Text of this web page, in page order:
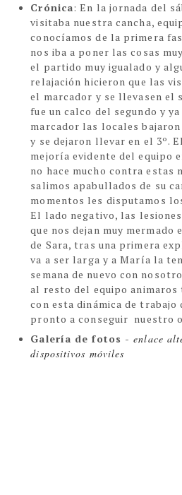
Crónica:En la jornada del
visitaba nuestra cancha,
conocíamos de la primera
nos iba a poner las cosas
el partido muy igualado y
relajación hicieron que las
el marcador y se llevasen el
fue un calco del segundo y
marcador las locales
y se dejaron llevar en el 3º.
mejoría evidente del equipo
no hace mucho contra estas
salimos apabullados de su
momentos les disputamos
El lado negativo, las
que nos dejan muy mermado
de Sara, tras una primera
va a ser larga y a María la
semana de nuevo con
al resto del equipo animaros
con esta dinámica de trabajo
pronto a conseguir nuestro
Galería de fotos - enlace
dispositivos móviles